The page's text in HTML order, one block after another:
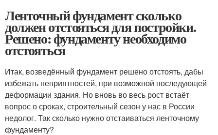
Ленточный фундамент сколько
должен отстояться для постройки.
Решено: фундаменту необходимо
отстояться
Итак, возведённый фундамент решено отстоять, дабы
избежать неприятностей, при возможной последующей
деформации здания. Но вновь во весь рост встаёт
вопрос о сроках, строительный сезон у нас в России
недолог. Так сколько нужно отстаиваться ленточному
фундаменту?